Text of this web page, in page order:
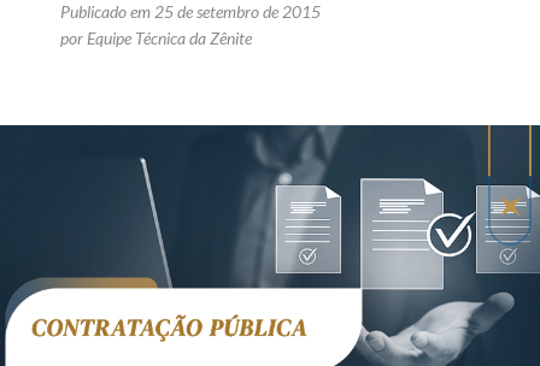
Publicado em 25 de setembro de 2015
por Equipe Técnica da Zênite